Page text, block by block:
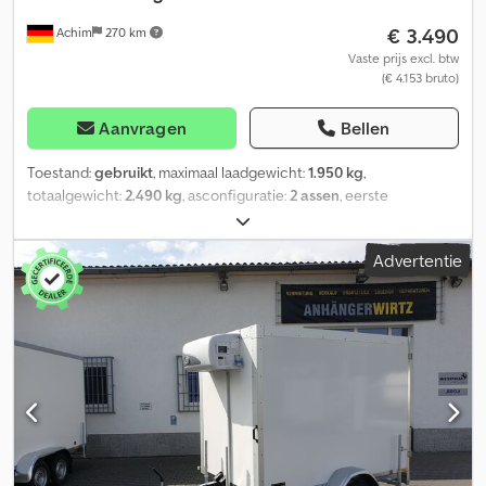
Achim 270 km € 3.490
Vaste prijs excl. btw
(€ 4.153 bruto)
Aanvragen Bellen
Toestand:gebruikt, maximaal laadgewicht:1.950 kg,
totaalgewicht:2.490 kg, asconfiguratie:2 assen, eerste
, Sinds 1972 uw betrouwbare partner voor alles
rondom het automobiel en bedrijfsvoertuigen in 28832 Achim bij
het Bremer Kreuz. Het NutzfahrzeugZentrum Behnke heeft
voortdurend circa 200 voertuigen op voorraad uit de segmenten
bestelbussen, bedrijfswagens en bouwmachines! Wij bieden u
doorlopend aantrekkelijke financieringsmogelijkheden tegen
gunstige speciale condities. Bij interesse maken wij graag een
individueel aanbod voor u! Inruil van uw bedrijfsvoertuig of
bouwmachine is gewenst. Indien een nieuwe TÜV-keuring
gewenst is, doen wij u graag een aanbod via onze
partnerwerkplaatsen. Ons aanbod is doorgaans ZONDER nieuwe
TÜV-keuring. Levering van uw "nieuwe" bedrijfsvoertuig is
Advertentie